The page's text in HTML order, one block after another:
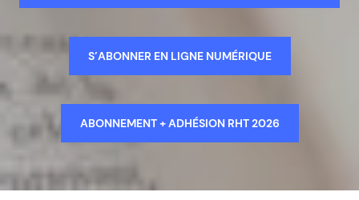
S’ABONNER EN LIGNE NUMÉRIQUE
ABONNEMENT + ADHÉSION RHT 2026